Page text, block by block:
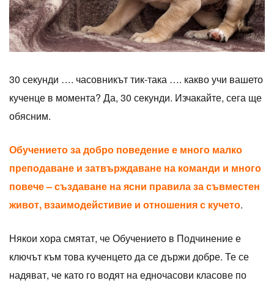
30 секунди …. часовникът тик-така …. какво учи вашето
кученце в момента? Да, 30 секунди. Изчакайте, сега ще
обясним.
Обучението за добро поведение е много малко
преподаване и затвърждаване на команди и много
повече – създаване на ясни правила за съвместен
живот, взаимодейстивие и отношения с кучето.
Някои хора смятат, че Обучението в Подчинение е
ключът към това кученцето да се държи добре. Те се
надяват, че като го водят на едночасови класове по